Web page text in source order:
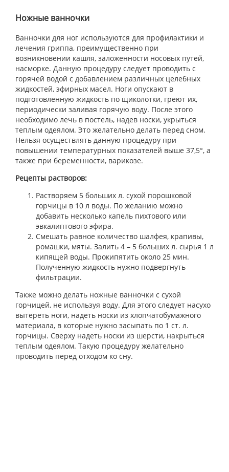
Ножные ванночки
Ванночки для ног используются для профилактики и
лечения гриппа, преимущественно при
возникновении кашля, заложенности носовых путей,
насморке. Данную процедуру следует проводить с
горячей водой с добавлением различных целебных
жидкостей, эфирных масел. Ноги опускают в
подготовленную жидкость по щиколотки, греют их,
периодически заливая горячую воду. После этого
необходимо лечь в постель, надев носки, укрыться
теплым одеялом. Это желательно делать перед сном.
Нельзя осуществлять данную процедуру при
повышении температурных показателей выше 37,5°, а
также при беременности, варикозе.
Рецепты растворов:
Растворяем 5 больших л. сухой порошковой
горчицы в 10 л воды. По желанию можно
добавить несколько капель пихтового или
эвкалиптового эфира.
Смешать равное количество шалфея, крапивы,
ромашки, мяты. Залить 4 – 5 больших л. сырья 1 л
кипящей воды. Прокипятить около 25 мин.
Полученную жидкость нужно подвергнуть
фильтрации.
Также можно делать ножные ванночки с сухой
горчицей, не используя воду. Для этого следует насухо
вытереть ноги, надеть носки из хлопчатобумажного
материала, в которые нужно засыпать по 1 ст. л.
горчицы. Сверху надеть носки из шерсти, накрыться
теплым одеялом. Такую процедуру желательно
проводить перед отходом ко сну.